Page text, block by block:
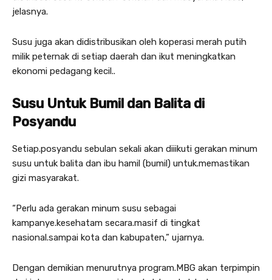
jelasnya.
Susu juga akan didistribusikan oleh koperasi merah putih
milik peternak di setiap daerah dan ikut meningkatkan
ekonomi pedagang kecil..
Susu Untuk Bumil dan Balita di
Posyandu
Setiap.posyandu sebulan sekali akan diiikuti gerakan minum
susu untuk balita dan ibu hamil (bumil) untuk.memastikan
gizi masyarakat.
“Perlu ada gerakan minum susu sebagai
kampanye.kesehatam secara.masif di tingkat
nasional.sampai kota dan kabupaten,” ujarnya.
Dengan demikian menurutnya program.MBG akan terpimpin